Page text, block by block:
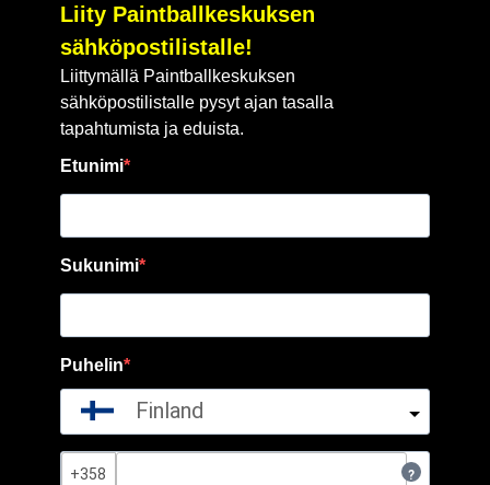
Liity Paintballkeskuksen
sähköpostilistalle!
Liittymällä Paintballkeskuksen
sähköpostilistalle pysyt ajan tasalla
tapahtumista ja eduista.
Etunimi
Sukunimi
Puhelin
Finland
?